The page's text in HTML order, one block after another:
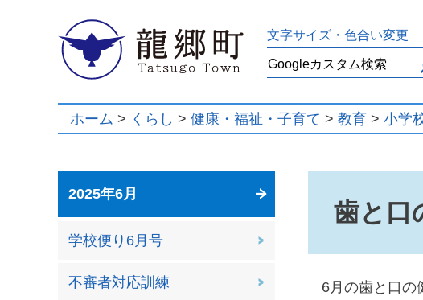
龍郷町 文字サイズ・色合い変更
ホーム > くらし > 健康・福祉・子育て > 教育 > 小学
2025年6月
学校便り6月号
不審者対応訓練
歯と口
6月の歯と口の